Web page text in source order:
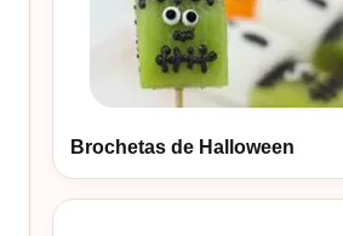
Brochetas de Halloween